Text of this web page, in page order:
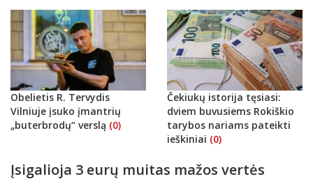
Obelietis R. Tervydis
Vilniuje įsuko įmantrių
„buterbrodų“ verslą (0)
Čekiukų istorija tęsiasi:
dviem buvusiems Rokiškio
tarybos nariams pateikti
ieškiniai (0)
Įsigalioja 3 eurų muitas mažos vertės